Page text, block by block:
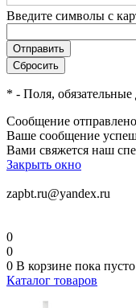
Введите символы с
* - Поля, обязательные
Сообщение отправлено
Ваше сообщение
Вами свяжется наш
Закрыть окно
zapbt.ru@yandex.ru
0
0
0 В корзине пока пусто
Каталог товаров